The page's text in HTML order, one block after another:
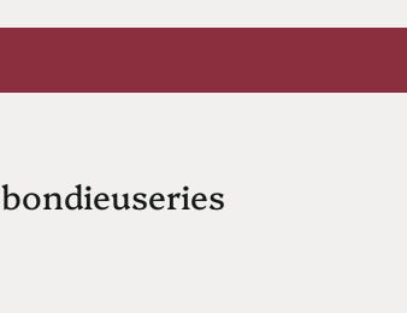
bondieuseries